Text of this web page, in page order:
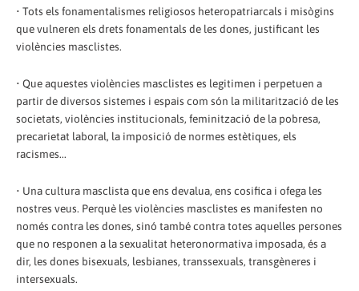
• Tots els fonamentalismes religiosos heteropatriarcals i misògins
que vulneren els drets fonamentals de les dones, justificant les
violències masclistes.
• Que aquestes violències masclistes es legitimen i perpetuen a
partir de diversos sistemes i espais com són la militarització de les
societats, violències institucionals, feminització de la pobresa,
precarietat laboral, la imposició de normes estètiques, els
racismes...
• Una cultura masclista que ens devalua, ens cosifica i ofega les
nostres veus. Perquè les violències masclistes es manifesten no
només contra les dones, sinó també contra totes aquelles persones
que no responen a la sexualitat heteronormativa imposada, és a
dir, les dones bisexuals, lesbianes, transsexuals, transgèneres i
intersexuals.